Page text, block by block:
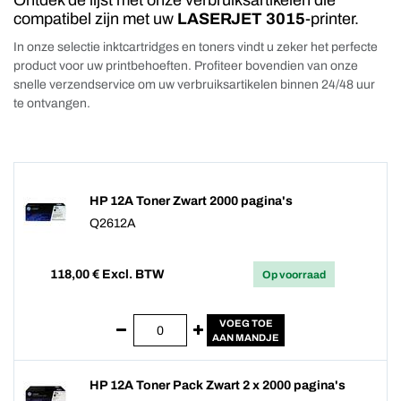
compatibel zijn met uw LASERJET 3015-printer.
In onze selectie inktcartridges en toners vindt u zeker het perfecte
product voor uw printbehoeften. Profiteer bovendien van onze
snelle verzendservice om uw verbruiksartikelen binnen 24/48 uur
te ontvangen.
HP 12A Toner Zwart 2000 pagina's
Q2612A
118,00 € Excl. BTW Op voorraad
VOEG TOE
AAN MANDJE
HP 12A Toner Pack Zwart 2 x 2000 pagina's